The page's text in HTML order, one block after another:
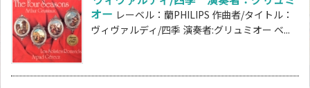
オー レーベル：蘭PHILIPS 作曲者/タイトル：
ヴィヴァルディ/四季 演奏者:グリュミオー ベ...